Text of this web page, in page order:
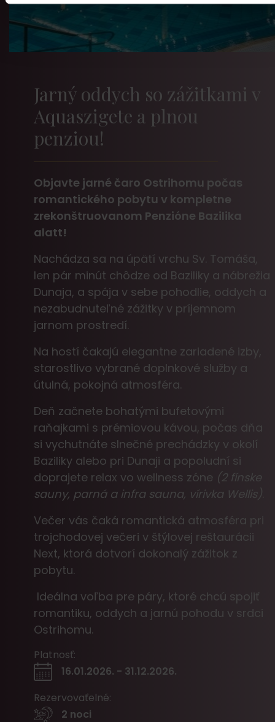
Jarný oddych so zážitkami v
Aquaszigete a plnou
penziou!
Objavte jarné čaro Ostrihomu počas
romantického pobytu v kompletne
zrekonštruovanom Penzióne Bazilika
alatt!
Nachádza sa na úpätí vrchu Sv. Tomáša,
len pár minút chôdze od Baziliky a nábrežia
Dunaja, a spája v sebe pohodlie, oddych a
nezabudnuteľné zážitky v príjemnom
jarnom prostredí.
Na hostí čakajú elegantne zariadené izby,
starostlivo vybrané doplnkové služby a
útulná, pokojná atmosféra.
Deň začnete bohatými bufetovými
raňajkami s prémiovou kávou, počas dňa
si vychutnáte slnečné prechádzky v okolí
Baziliky alebo pri Dunaji a popoludní si
doprajete relax vo wellness zóne (2 fínske
sauny, parná a infra sauna, vírivka Wellis)
Večer vás čaká romantická atmosféra pri
trojchodovej večeri v štýlovej reštaurácii
Next, ktorá dotvorí dokonalý zážitok z
pobytu.
Ideálna voľba pre páry, ktoré chcú spojiť
romantiku, oddych a jarnú pohodu v srdci
Ostrihomu.
Platnosť:
16.01.2026. - 31.12.2026.
Rezervovaťelné:
2 noci